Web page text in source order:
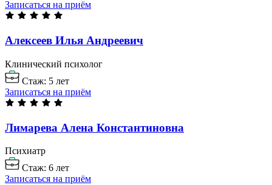
Записаться на приём
Алексеев Илья Андреевич
Клинический психолог
Стаж: 5 лет
Записаться на приём
Лимарева Алена Константиновна
Психиатр
Стаж: 6 лет
Записаться на приём